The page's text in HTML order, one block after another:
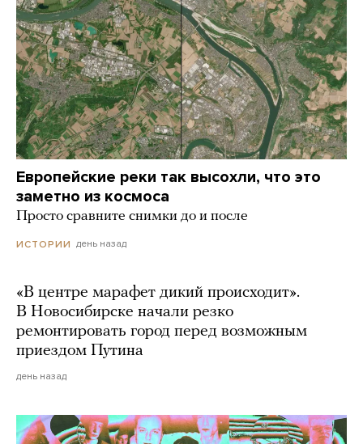
Европейские реки так высохли, что это
заметно из космоса
Просто сравните снимки до и после
ИСТОРИИ день назад
«В центре марафет дикий происходит».
В Новосибирске начали резко
ремонтировать город перед возможным
приездом Путина
день назад